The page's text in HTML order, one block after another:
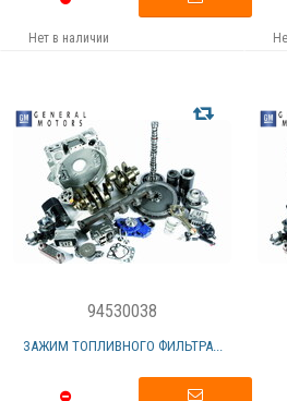
Нет в наличии
94530038
ЗАЖИМ ТОПЛИВНОГО ФИЛЬТРА...